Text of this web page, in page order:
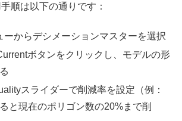
順は以下の通りです：
ーからデシメーションマスターを選択
ボタンをクリックし、モデルの形
スライダーで削減率を設定（例：
と現在のポリゴン数の20%まで削